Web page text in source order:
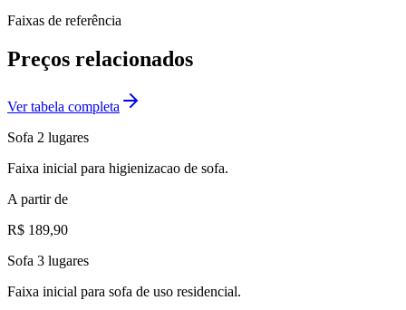
Faixas de referência
Preços relacionados
Ver tabela completa
Sofa 2 lugares
Faixa inicial para higienizacao de sofa.
A partir de
R$ 189,90
Sofa 3 lugares
Faixa inicial para sofa de uso residencial.